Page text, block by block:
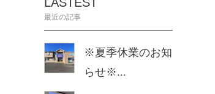
最近の記事
※夏季休業のお知
らせ※...